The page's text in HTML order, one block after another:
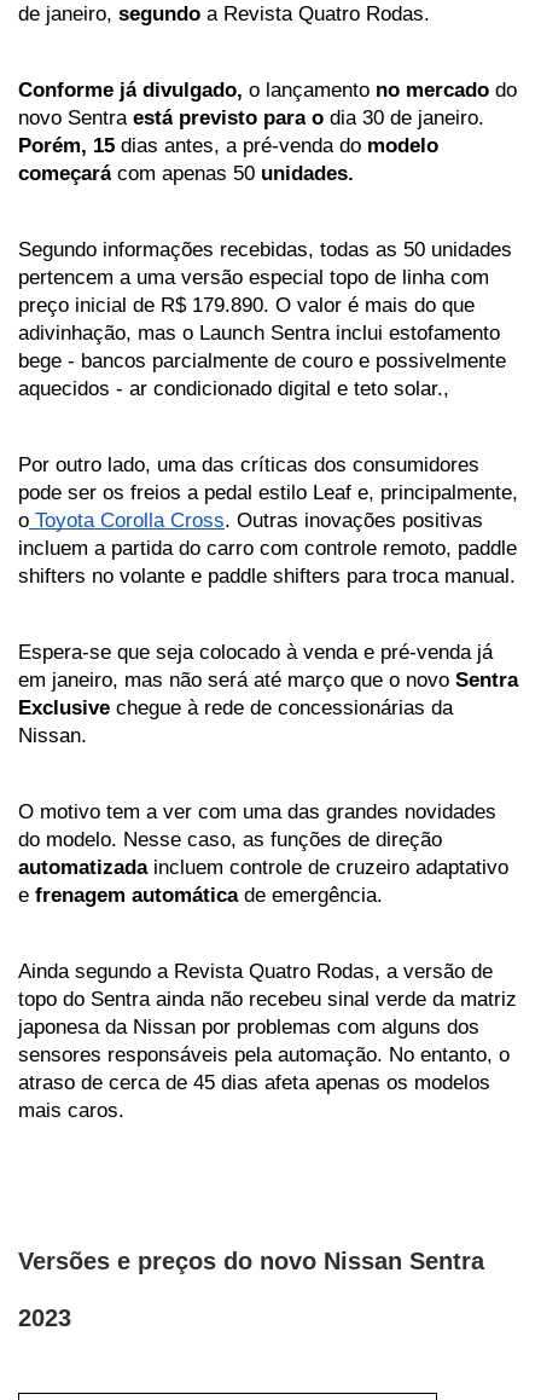
de janeiro, segundo a Revista Quatro Rodas.
Conforme já divulgado, o lançamento no mercado do
novo Sentra está previsto para o dia 30 de janeiro.
Porém, 15 dias antes, a pré-venda do modelo
começará com apenas 50 unidades.
Segundo informações recebidas, todas as 50 unidades
pertencem a uma versão especial topo de linha com
preço inicial de R$ 179.890. O valor é mais do que
adivinhação, mas o Launch Sentra inclui estofamento
bege - bancos parcialmente de couro e possivelmente
aquecidos - ar condicionado digital e teto solar.,
Por outro lado, uma das críticas dos consumidores
pode ser os freios a pedal estilo Leaf e, principalmente,
o Toyota Corolla Cross. Outras inovações positivas
incluem a partida do carro com controle remoto, paddle
shifters no volante e paddle shifters para troca manual.
Espera-se que seja colocado à venda e pré-venda já
em janeiro, mas não será até março que o novo Sentra
Exclusive chegue à rede de concessionárias da
Nissan.
O motivo tem a ver com uma das grandes novidades
do modelo. Nesse caso, as funções de direção
automatizada incluem controle de cruzeiro adaptativo
e frenagem automática de emergência.
Ainda segundo a Revista Quatro Rodas, a versão de
topo do Sentra ainda não recebeu sinal verde da matriz
japonesa da Nissan por problemas com alguns dos
sensores responsáveis ​​pela automação. No entanto, o
atraso de cerca de 45 dias afeta apenas os modelos
mais caros.
Versões e preços do novo Nissan Sentra
2023